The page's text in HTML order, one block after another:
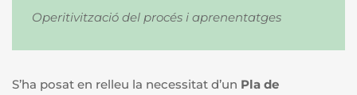
Operitivització del procés i aprenentatges
S’ha posat en relleu la necessitat d’un Pla de